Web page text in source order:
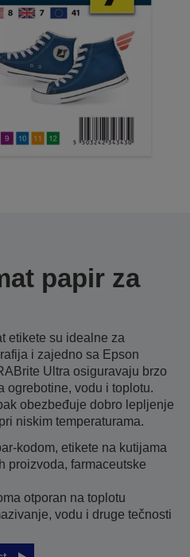
papir za
etikete su idealne za
i zajedno sa Epson
Ultra osiguravaju brzo
ogrebotine, vodu i toplotu.
obezbeđuje dobro lepljenje
niskim temperaturama.
kodom, etikete na kutijama
proizvoda, farmaceutske
otporan na toplotu
vodu i druge tečnosti